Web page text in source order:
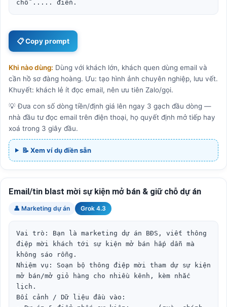
chỗ ..... điền.
📋 Copy prompt
Khi nào dùng: Dùng với khách lớn, khách quen dùng email và
cần hồ sơ đàng hoàng. Ưu: tạo hình ảnh chuyên nghiệp, lưu vết.
Khuyết: khách lẻ ít đọc email, nên ưu tiên Zalo/gọi.
💡 Đưa con số dòng tiền/định giá lên ngay 3 gạch đầu dòng —
nhà đầu tư đọc email trên điện thoại, họ quyết định mở tiếp hay
xoá trong 3 giây đầu.
📝 Xem ví dụ điền sẵn
Email/tin blast mời sự kiện mở bán & giữ chỗ dự án
👤 Marketing dự án Grok 4.3
Vai trò: Bạn là marketing dự án BĐS, viết thông
điệp mời khách tới sự kiện mở bán hấp dẫn mà
không sáo rỗng.
Nhiệm vụ: Soạn bộ thông điệp mời tham dự sự kiện
mở bán/mở giỏ hàng cho nhiều kênh, kèm nhắc
lịch.
Bối cảnh / Dữ liệu đầu vào: